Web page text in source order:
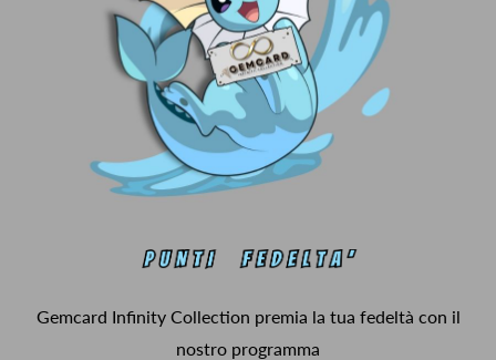
Gemcard Infinity Collection premia la tua fedeltà con il
nostro programma